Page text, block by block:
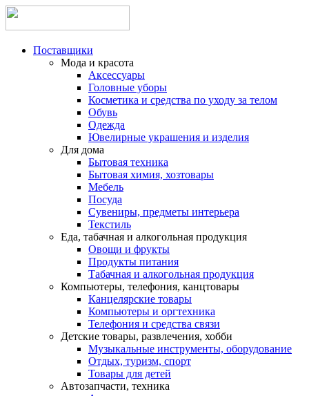
Поставщики
Мода и красота
Аксессуары
Головные уборы
Косметика и средства по уходу за телом
Обувь
Одежда
Ювелирные украшения и изделия
Для дома
Бытовая техника
Бытовая химия, хозтовары
Мебель
Посуда
Сувениры, предметы интерьера
Текстиль
Еда, табачная и алкогольная продукция
Овощи и фрукты
Продукты питания
Табачная и алкогольная продукция
Компьютеры, телефония, канцтовары
Канцелярские товары
Компьютеры и оргтехника
Телефония и средства связи
Детские товары, развлечения, хобби
Музыкальные инструменты, оборудование
Отдых, туризм, спорт
Товары для детей
Автозапчасти, техника